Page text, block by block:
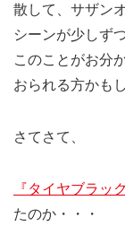
散して、サザン
シーンが少しず
このことがお分
おられる方かも
さてさて、
『タイヤブラッ
たのか・・・